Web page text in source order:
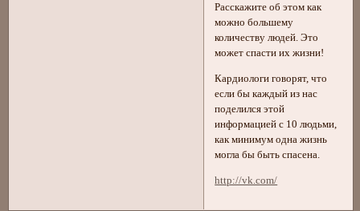
Расскажите об этом как
можно большему
количеству людей. Это
может спасти их жизни!
Кардиологи говорят, что
если бы каждый из нас
поделился этой
информацией с 10 людьми,
как минимум одна жизнь
могла бы быть спасена.
http://vk.com/